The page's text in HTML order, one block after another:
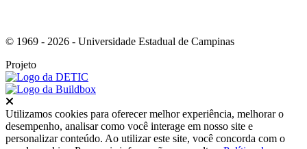
© 1969 - 2026 - Universidade Estadual de Campinas
Projeto
Utilizamos cookies para oferecer melhor experiência, melhorar o
desempenho, analisar como você interage em nosso site e
personalizar conteúdo. Ao utilizar este site, você concorda com o